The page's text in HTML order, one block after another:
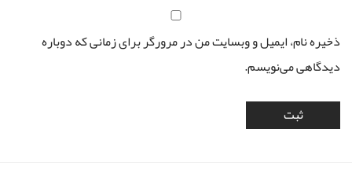
ذخیره نام، ایمیل و وبسایت من در مرورگر برای زمانی که دوباره
دیدگاهی می‌نویسم.